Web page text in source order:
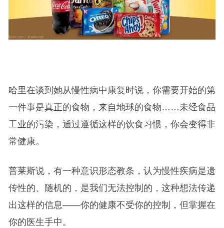
哈里在谈到她从慢性病中康复时说，你需要开始的第
一件事是真正的食物，来自地球的食物……未经食品
工业的污染，通过遵循这样的饮食习惯，你会变得非
常健康。
普莱斯说，有一种意识形态教条，认为慢性疾病是遗
传性的、随机的，是我们无法控制的，这种想法传递
出这样的信息——你的健康不受你的控制，但掌握在
你的医生手中。